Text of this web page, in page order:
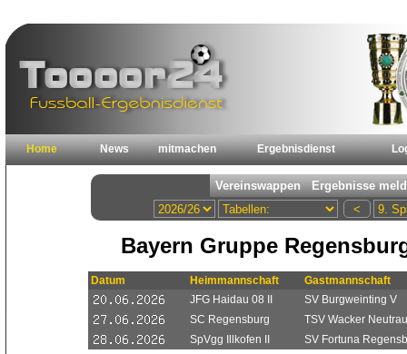
Home News mitmachen Ergebnisdienst
Bayern Gruppe
Datum Heimmannschaft
Gastmannschaft
JFG Haidau 08 II
SV Burgweinting V
SC Regensburg
TSV Wacker
SpVgg Illkofen II
SV Fortuna